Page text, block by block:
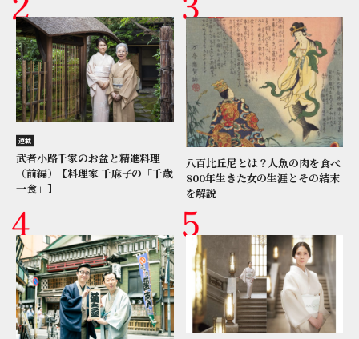
連載
武者小路千家のお盆と精進料理
（前編）【料理家 千麻子の「千歳
一食」】
八百比丘尼とは？人魚の肉を食べ
800年生きた女の生涯とその結末
を解説